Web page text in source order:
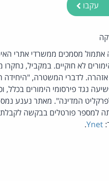
עקבו
לא חוקיים. במקביל,
אזהרה. לדברי המשטרה,
נגד פירסומי הימורים
המדינה". מאתר נענע
למספר פורטלים בבקשה
Ynet
.